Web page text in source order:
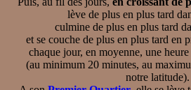
lève de plus en plus tard
culmine de plus en plus tard
et se couche de plus en plus tard en
chaque jour, en moyenne, une
(au minimum 20 minutes, au
notre latitude).